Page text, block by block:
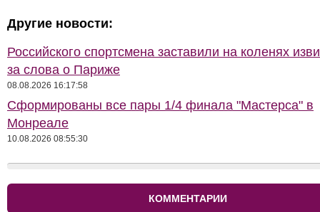
Другие новости:
Российского спортсмена заставили на коленях
за слова о Париже
08.08.2026 16:17:58
Сформированы все пары 1/4 финала "Мастерса" в
Монреале
10.08.2026 08:55:30
КОММЕНТАРИИ